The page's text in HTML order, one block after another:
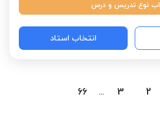
نوع تدریس و درس
انتخاب استاد
2
3
...
66